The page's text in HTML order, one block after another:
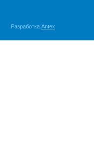
Разработка Antex